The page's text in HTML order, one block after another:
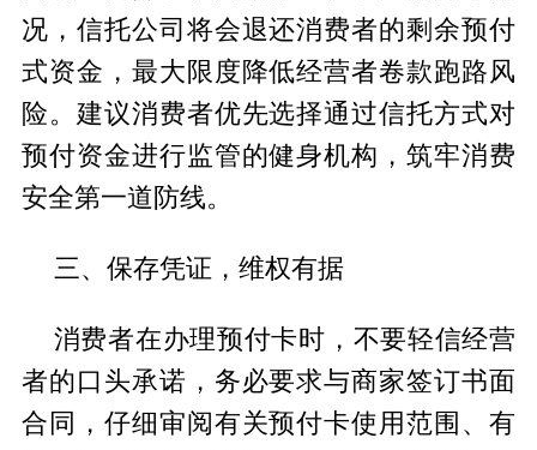
况，信托公司将会退还消费者的剩余预付
式资金，最大限度降低经营者卷款跑路风
险。建议消费者优先选择通过信托方式对
预付资金进行监管的健身机构，筑牢消费
安全第一道防线。
三、保存凭证，维权有据
消费者在办理预付卡时，不要轻信经营
者的口头承诺，务必要求与商家签订书面
合同，仔细审阅有关预付卡使用范围、有